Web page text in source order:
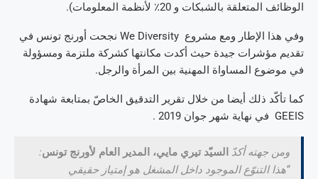
الوظائف المتعلقة بالشبكات و 20٪ لأنظمة المعلومات).
وفي هذا الإطار ومع مشروع We Diversity نجحت أورنج تونس في
تقديم مؤشرات جيدة حيث أكدت مكانتها كشركة ملتزمة ومسؤولة
في موضوع المساواة المهنية بين المرأة والرجل.
كما تأكّد ذلك أيضا من خلال تقرير التدقيق الخاصّ بمتابعة شهادة
GEEIS في نهاية شهر جوان 2019 .
ومن جهته أكدّ السيّد تيري مايي، المدير العام لأورنج تونس:
“هذا التنوّع الموجود داخل المشغل هو إمتياز حقيقي